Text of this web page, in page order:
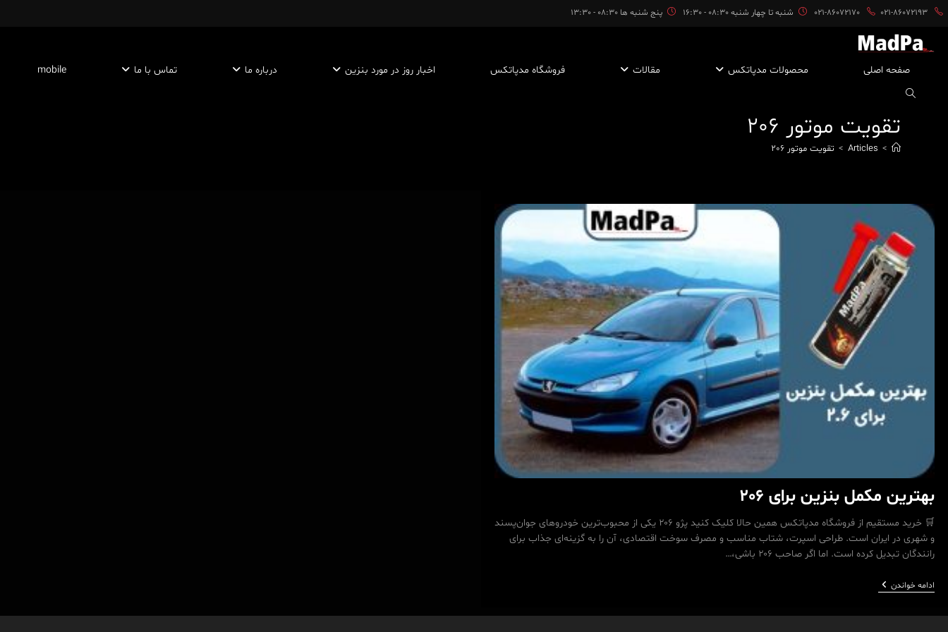
پایان
021-86072170 021-86072193 شنبه تا چهار شنبه 08:30 - 16:30 پنج شنبه ها 08:30 - 13:30
صفحه اصلی محصولات مدپاتکس مقالات فروشگاه مدپاتکس اخبار روز در مورد بنزین درباره ما تماس با ما mobile
تقویت موتور 206
>
Articles
> تقویت موتور 206
بهترین مکمل بنزین برای 206
🛒 خرید مستقیم از فروشگاه مدپاتکس همین حالا کلیک کنید پژو ۲۰۶ یکی از محبوب‌ترین خودروهای جوان‌پسند
و شهری در ایران است. طراحی اسپرت، شتاب مناسب و مصرف سوخت اقتصادی، آن را به گزینه‌ای جذاب برای
رانندگان تبدیل کرده است. اما اگر صاحب ۲۰۶ باشی،…
ادامه خواندنبهترین
مکمل
برای